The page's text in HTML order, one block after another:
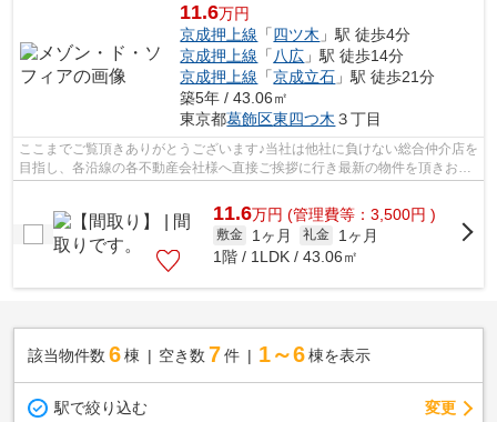
11.6万円
京成押上線 「四ツ木 」駅 徒歩4分
京成押上線 「 八広 」駅 徒歩14分
京成押上線 「京成立石 」駅 徒歩21分
築5年 / 43.06㎡
東京都葛飾区東四つ木 ３丁目
ここまでご覧頂きありがとうございます♪当社は他社に負けない総合仲介店を
目指し、各沿線の各不動産会社様へ直接ご挨拶に行き最新の物件を頂きお客
11.6万円 (管理費等：3,500円 )
敷金 1ヶ月 礼金
1ヶ月
1階 / 1LDK / 43.06㎡
該当物件数 6棟 空き数 7 件 1～6 棟を表示
駅で絞り込む 変更